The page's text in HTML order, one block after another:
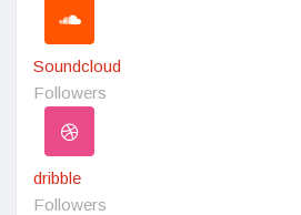
Soundcloud
Followers
dribble
Followers